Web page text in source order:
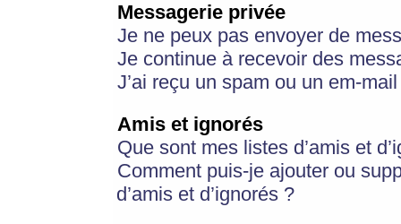
Messagerie privée
Je ne peux pas envoyer de
Je continue à recevoir des
J’ai reçu un spam ou un em-
Amis et ignorés
Que sont mes listes d’amis et
Comment puis-je ajouter ou
d’amis et d’ignorés ?